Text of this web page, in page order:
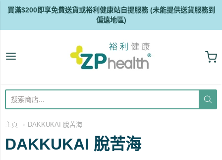
買滿$200即享免費送貨或裕利健康站自提服務 (未能提供送貨服務到
偏遠地區)
ZP Health
主頁 DAKKUKAI 脫苦海
DAKKUKAI 脫苦海